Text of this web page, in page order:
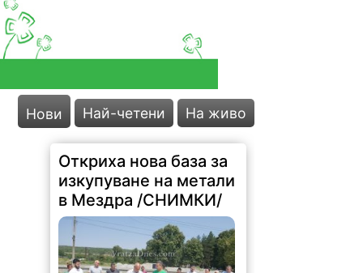
Нови Най-четени На живо
Откриха нова база за
изкупуване на метали
в Мездра /СНИМКИ/